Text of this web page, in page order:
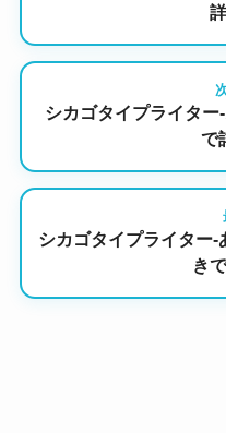
シカゴタイプライター
で
シカゴタイプライター-
き